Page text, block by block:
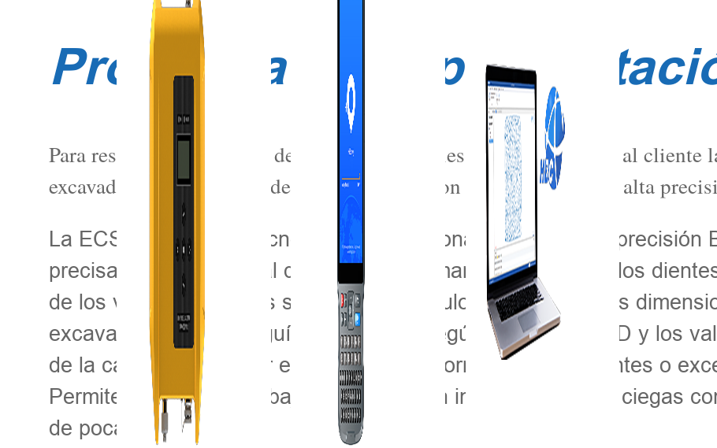
Programa de
Para resolver el problema de dragado de canales, Hi-Target ofrece al
excavadora ECS900 (en adelante, ECS900) con RTK separado de alta
La ECS900 utiliza la tecnología de posicionamiento de alta precisión
precisa y en tiempo real del cabezal del martillo triturador y los
de los valores de varios sensores de ángulo y las principales
excavadora. Además, guía al operador según los gráficos 3D y los
de la cabina para evitar excavaciones incorrectas, insuficientes o
Permite al operador trabajar con precisión incluso en zonas ciegas
de poca iluminación.